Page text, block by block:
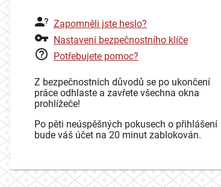
Zapomněli jste heslo?
Nastavení bezpečnostního klíče
Potřebujete pomoc?
Z bezpečnostních důvodů se po ukončení
práce odhlaste a zavřete všechna okna
prohlížeče!
Po pěti neúspěšných pokusech o přihlášení
bude váš účet na 20 minut zablokován.